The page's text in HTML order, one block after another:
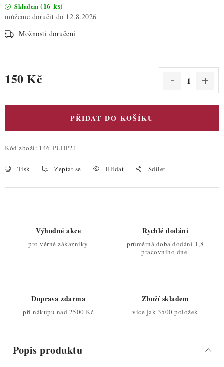
Nepřevzetí zásilky na dobírku
Hodnocení obchodu
Podmínky ochrany osobních údajů
Skladem (16 ks)
12.8.2026
Možnosti doručení
150 Kč
PŘIDAT DO KOŠÍKU
Kód zboží: 146-PUDP21
Tisk Zeptat se Hlídat Sdílet
Výhodné akce
pro věrné zákazníky
Rychlé dodání
průměrná doba dodání 1,8
pracovního dne.
Doprava zdarma
při nákupu nad 2500 Kč
Zboží skladem
více jak 3500 položek
Popis produktu